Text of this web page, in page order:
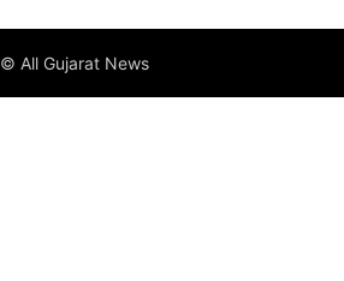
© All Gujarat News